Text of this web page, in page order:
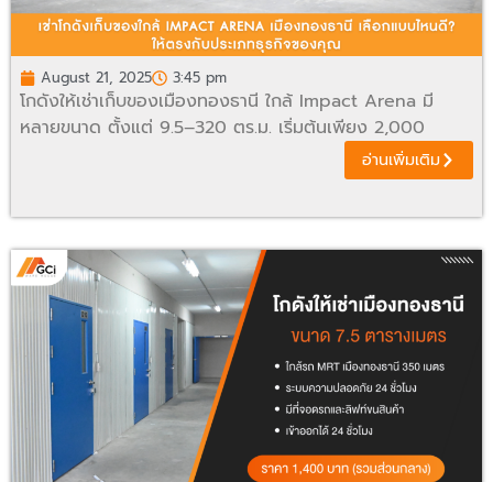
August 21, 2025 3:45 pm
โกดังให้เช่าเก็บของเมืองทองธานี ใกล้ Impact Arena มี
หลายขนาด ตั้งแต่ 9.5–320 ตร.ม. เริ่มต้นเพียง 2,000
อ่านเพิ่มเติม